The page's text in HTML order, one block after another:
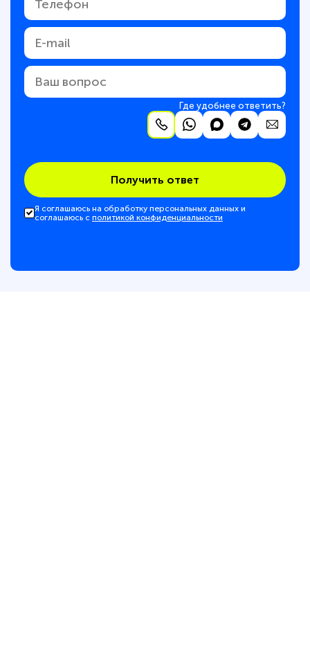
Где удобнее ответить?
Получить ответ
Я соглашаюсь на обработку персональных данных и
соглашаюсь с политикой конфиденциальности